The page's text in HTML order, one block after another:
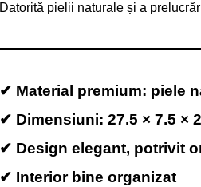
Datorită pielii naturale și a
✔ Material premium: piele
✔ Dimensiuni: 27.5 × 7.5 ×
✔ Design elegant, potrivit
✔ Interior bine organizat